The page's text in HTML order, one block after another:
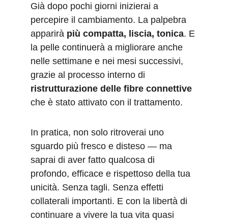
Già dopo pochi giorni inizierai a
percepire il cambiamento. La palpebra
apparirà più compatta, liscia, tonica. E
la pelle continuerà a migliorare anche
nelle settimane e nei mesi successivi,
grazie al processo interno di
ristrutturazione delle fibre connettive
che è stato attivato con il trattamento.
In pratica, non solo ritroverai uno
sguardo più fresco e disteso — ma
saprai di aver fatto qualcosa di
profondo, efficace e rispettoso della tua
unicità. Senza tagli. Senza effetti
collaterali importanti. E con la libertà di
continuare a vivere la tua vita quasi